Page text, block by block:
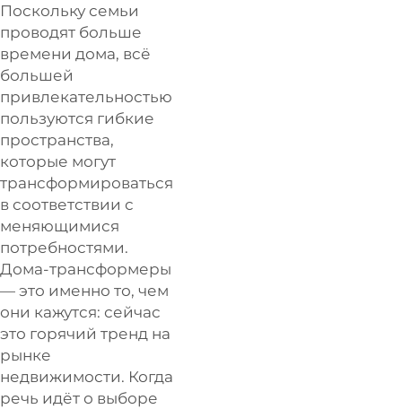
Поскольку семьи
проводят больше
времени дома, всё
большей
привлекательностью
пользуются гибкие
пространства,
которые могут
трансформироваться
в соответствии с
меняющимися
потребностями.
Дома-трансформеры
— это именно то, чем
они кажутся: сейчас
это горячий тренд на
рынке
недвижимости. Когда
речь идёт о выборе